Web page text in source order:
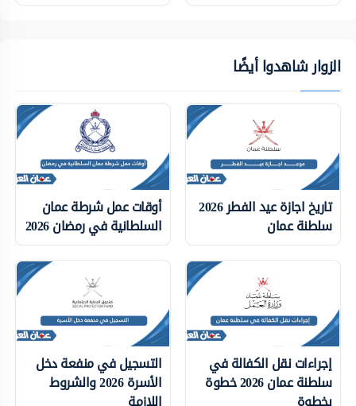
الزوار شاهدوا أيضًا
تاريخ اجازة عيد الفطر 2026
سلطنة عمان
أوقات عمل شرطة عمان
السلطانية في رمضان 2026
إجراءات نقل الكفالة في
سلطنة عمان 2026 خطوة
التسجيل في منفعة دخل
الأسرة 2026 والشروط